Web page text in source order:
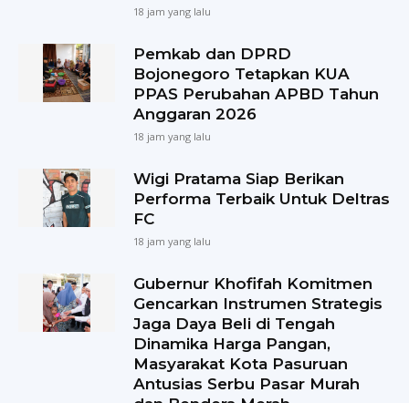
18 jam yang lalu
Pemkab dan DPRD
Bojonegoro Tetapkan KUA
PPAS Perubahan APBD Tahun
Anggaran 2026
18 jam yang lalu
Wigi Pratama Siap Berikan
Performa Terbaik Untuk Deltras
FC
18 jam yang lalu
Gubernur Khofifah Komitmen
Gencarkan Instrumen Strategis
Jaga Daya Beli di Tengah
Dinamika Harga Pangan,
Masyarakat Kota Pasuruan
Antusias Serbu Pasar Murah